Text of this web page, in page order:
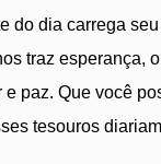
do dia carrega
traz esperança,
e paz. Que você
tesouros